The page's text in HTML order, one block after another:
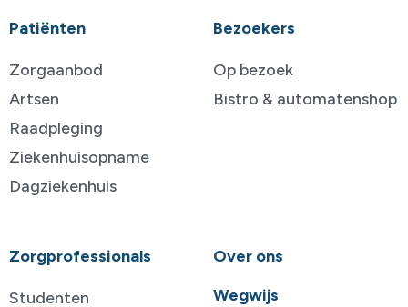
Patiënten
Zorgaanbod
Artsen
Raadpleging
Ziekenhuisopname
Dagziekenhuis
Bezoekers
Op bezoek
Bistro & automatenshop
Zorgprofessionals
Studenten
Over ons
Wegwijs